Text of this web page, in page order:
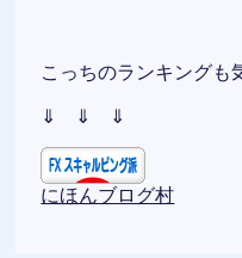
こっちのランキングも
⇓ ⇓ ⇓
にほんブログ村